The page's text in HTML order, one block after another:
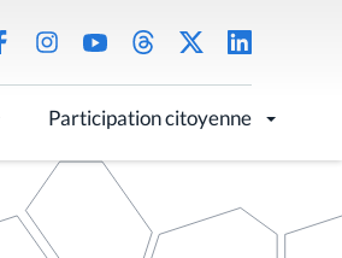
Participation citoyenne